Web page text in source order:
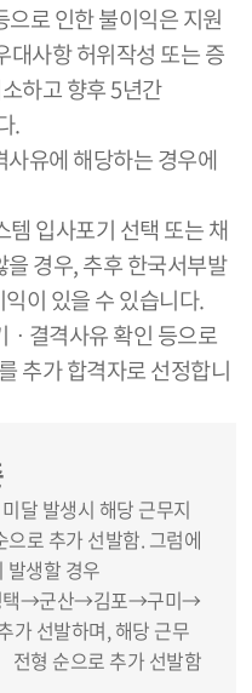
로 인한 불이익은 지원
대사항 허위작성 또는 증
하고 향후 5년간
.
유에 해당하는 경우에
입사포기 선택 또는 채
경우, 추후 한국서부발
이 있을 수 있습니다.
결격사유 확인 등으로
추가 합격자로 선정합니
달 발생시 해당 근무지
로 추가 선발함. 그럼에
발생할 경우
→군산→김포→구미→
가 선발하며, 해당 근무
전형 순으로 추가 선발함